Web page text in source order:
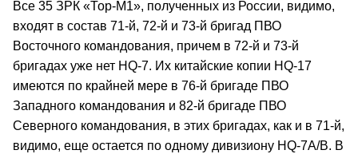
Все 35 ЗРК «Тор-М1», полученных из России, видимо,
входят в состав 71-й, 72-й и 73-й бригад ПВО
Восточного командования, причем в 72-й и 73-й
бригадах уже нет HQ-7. Их китайские копии HQ-17
имеются по крайней мере в 76-й бригаде ПВО
Западного командования и 82-й бригаде ПВО
Северного командования, в этих бригадах, как и в 71-й,
видимо, еще остается по одному дивизиону HQ-7А/В. В